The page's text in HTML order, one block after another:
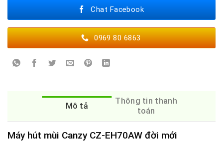
Chat Facebook
0969 80 6863
Mô tả
Thông tin thanh
toán
Máy hút mùi Canzy CZ-EH70AW đời mới